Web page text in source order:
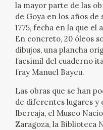
la mayor parte de las
de Goya en los años
1775, fecha en la que el
En concreto, 20 óleos
dibujos, una plancha
facsímil del cuaderno
fray Manuel Bayeu.
Las obras que se han
de diferentes lugares y
Ibercaja, el Museo
Zaragoza, la Biblioteca